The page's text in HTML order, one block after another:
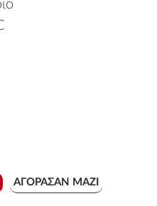
ΑΓΌΡΑΣΑΝ ΜΑΖΊ